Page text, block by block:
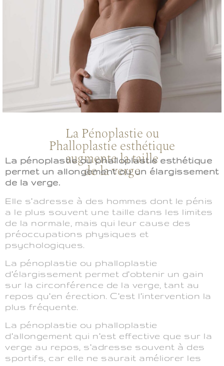
La Pénoplastie ou
Phalloplastie esthétique
augmente la taille
de la verge
La pénoplastie ou phalloplastie esthétique
permet un allongement ou un élargissement
de la verge.
Elle s’adresse à des hommes dont le pénis
a le plus souvent une taille dans les limites
de la normale, mais qui leur cause des
préoccupations physiques et
psychologiques.
La pénoplastie ou phalloplastie
d’élargissement permet d’obtenir un gain
sur la circonférence de la verge, tant au
repos qu’en érection. C’est l’intervention la
plus fréquente.
La pénoplastie ou phalloplastie
d’allongement qui n’est effective que sur la
verge au repos, s’adresse souvent à des
sportifs, car elle ne saurait améliorer les